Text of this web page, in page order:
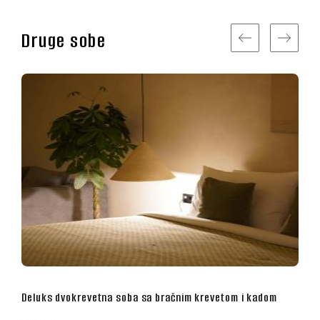
Druge sobe
i kadom
Superior dvokrevetna soba sa bračnim